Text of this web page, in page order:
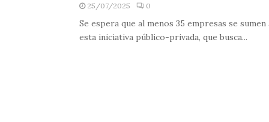
25/07/2025 0
Se espera que al menos 35 empresas se sumen
esta iniciativa público-privada, que busca...